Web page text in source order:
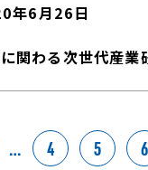
年6月26日
関わる次世代産業
… 4 5 6